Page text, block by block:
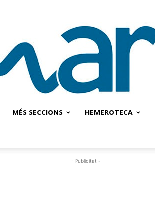
MÉS SECCIONS HEMEROTECA
- Publicitat -